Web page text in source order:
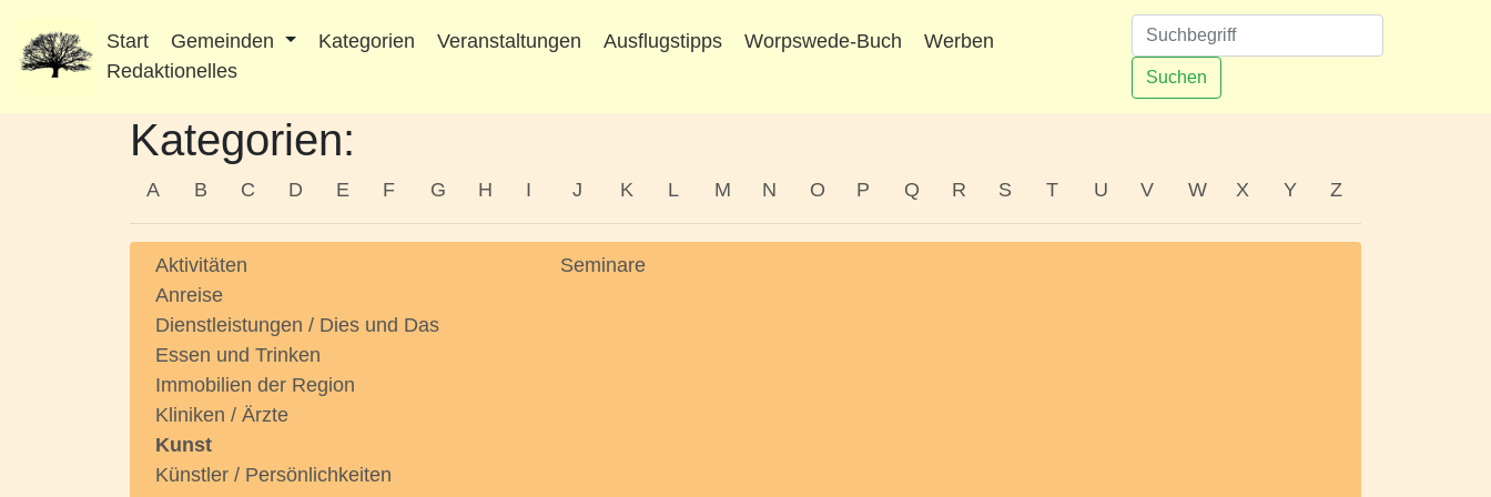
Start Gemeinden Kategorien Veranstaltungen Ausflugstipps Worpswede-Buch
Werben
Redaktionelles
Suchen
Kategorien:
A B C D E F G H I J K L M N O P Q R S T U V W X Y Z
Aktivitäten
Anreise
Dienstleistungen / Dies und Das
Essen und Trinken
Immobilien der Region
Kliniken / Ärzte
Kunst
Künstler / Persönlichkeiten
Seminare